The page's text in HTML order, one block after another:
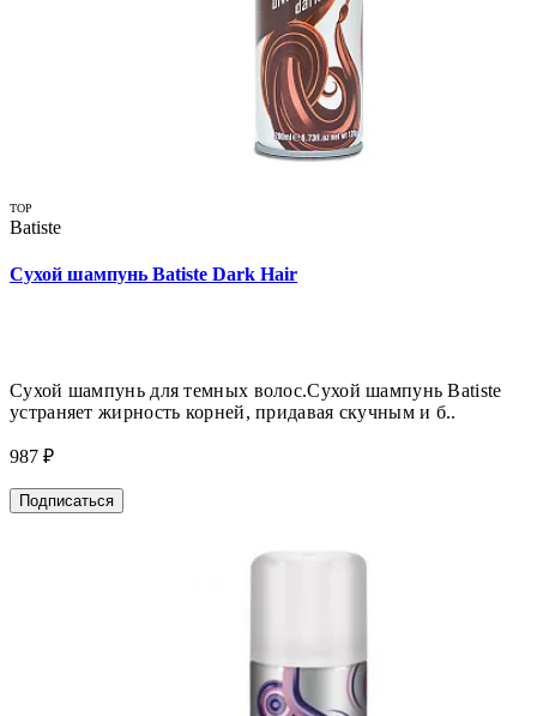
TOP
Batiste
Сухой шампунь Batiste Dark Hair
Сухой шампунь для темных волос.Сухой шампунь Batiste
устраняет жирность корней, придавая скучным и б..
987 ₽
Подписаться